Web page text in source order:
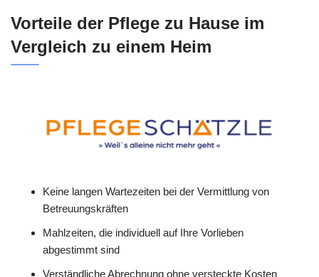
Vorteile der Pflege zu Hause im
Vergleich zu einem Heim
Keine langen Wartezeiten bei der Vermittlung von
Betreuungskräften
Mahlzeiten, die individuell auf Ihre Vorlieben
abgestimmt sind
Verständliche Abrechnung ohne versteckte Kosten